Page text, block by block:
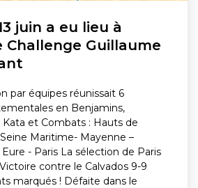
juin a eu lieu à
Challenge Guillaume
par équipes réunissait 6
en Benjamins,
Kata et Combats : Hauts de
Maritime- Mayenne –
- Paris La sélection de Paris
contre le Calvados 9-9
marqués ! Défaite dans le